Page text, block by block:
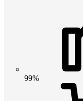
99%